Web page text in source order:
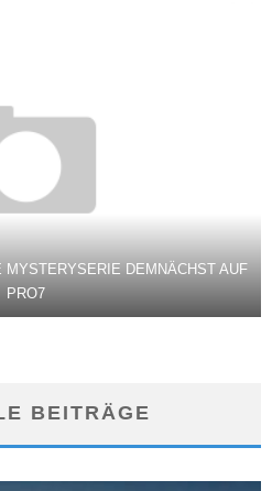
DEMNÄCHST AUF
PRO7
BEITRÄGE